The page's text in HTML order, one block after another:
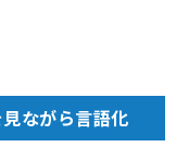
ながら言語化